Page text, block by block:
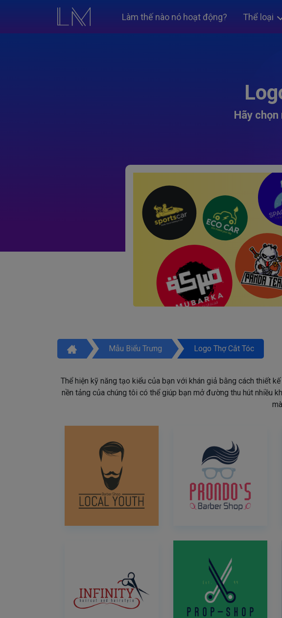
Làm thế nào nó hoạt động? Thể loại
Hãy chọn
Mẫu Biểu Trưng Logo Thợ Cắt Tóc
Thể hiện kỹ năng tạo kiểu của bạn với khán giả bằng cách thiết
nền tảng của chúng tôi có thể giúp bạn mở đường thu hút nhiều